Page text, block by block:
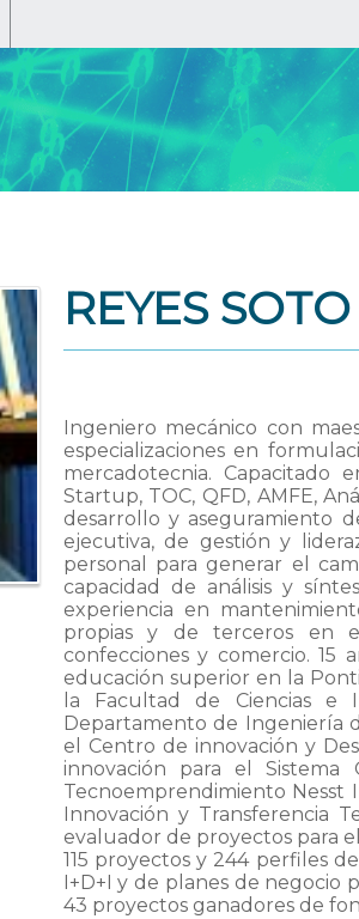
REYES
Ingeniero mecánico con
especializaciones en
mercadotecnia. Capacitado
Startup, TOC, QFD, AMFE,
desarrollo y aseguramiento
ejecutiva, de gestión y
personal para generar el
capacidad de análisis y
experiencia en
propias y de terceros en
confecciones y comercio. 15
educación superior en la
la Facultad de Ciencias e
Departamento de Ingeniería
el Centro de innovación y
innovación para el
Tecnoemprendimiento Nesst
Innovación y Transferencia
evaluador de proyectos para
115 proyectos y 244 perfiles
I+D+I y de planes de negocio
43 proyectos ganadores de